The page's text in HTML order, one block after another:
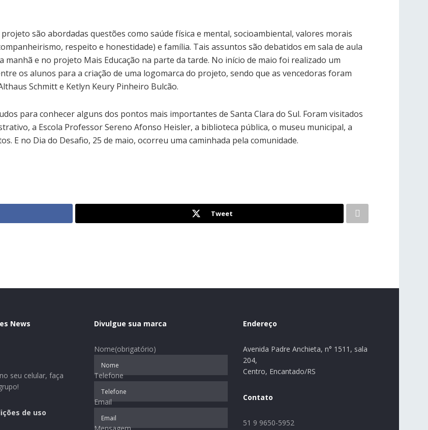
são abordadas questões como saúde física e mental, socioambiental, valores morais
respeito e honestidade) e família. Tais assuntos são debatidos em sala de aula
manhã e no projeto Mais Educação na parte da tarde. No início de maio foi realizado um
os alunos para a criação de uma logomarca do projeto, sendo que as vencedoras foram
Schmitt e Ketlyn Keury Pinheiro Bulcão.
para conhecer alguns dos pontos mais importantes de Santa Clara do Sul. Foram visitados
a Escola Professor Sereno Afonso Heisler, a biblioteca pública, o museu municipal, a
E no Dia do Desafio, 25 de maio, ocorreu uma caminhada pela comunidade.
Tweet
News
seu celular, faça
de uso
Divulgue sua marca
Nome(obrigatório)
Telefone
Email
Endereço
Avenida Padre Anchieta, n° 1511, sala
204,
Centro, Encantado/RS
Contato
51 9 9650-5952